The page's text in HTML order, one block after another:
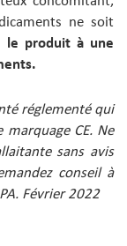
ne soit
le produit à une
réglementé qui
CE. Ne
sans avis
conseil à
Février 2022